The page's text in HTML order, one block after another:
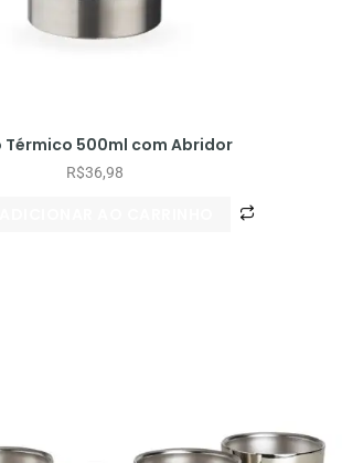
Térmico 500ml com Abridor
R$36,98